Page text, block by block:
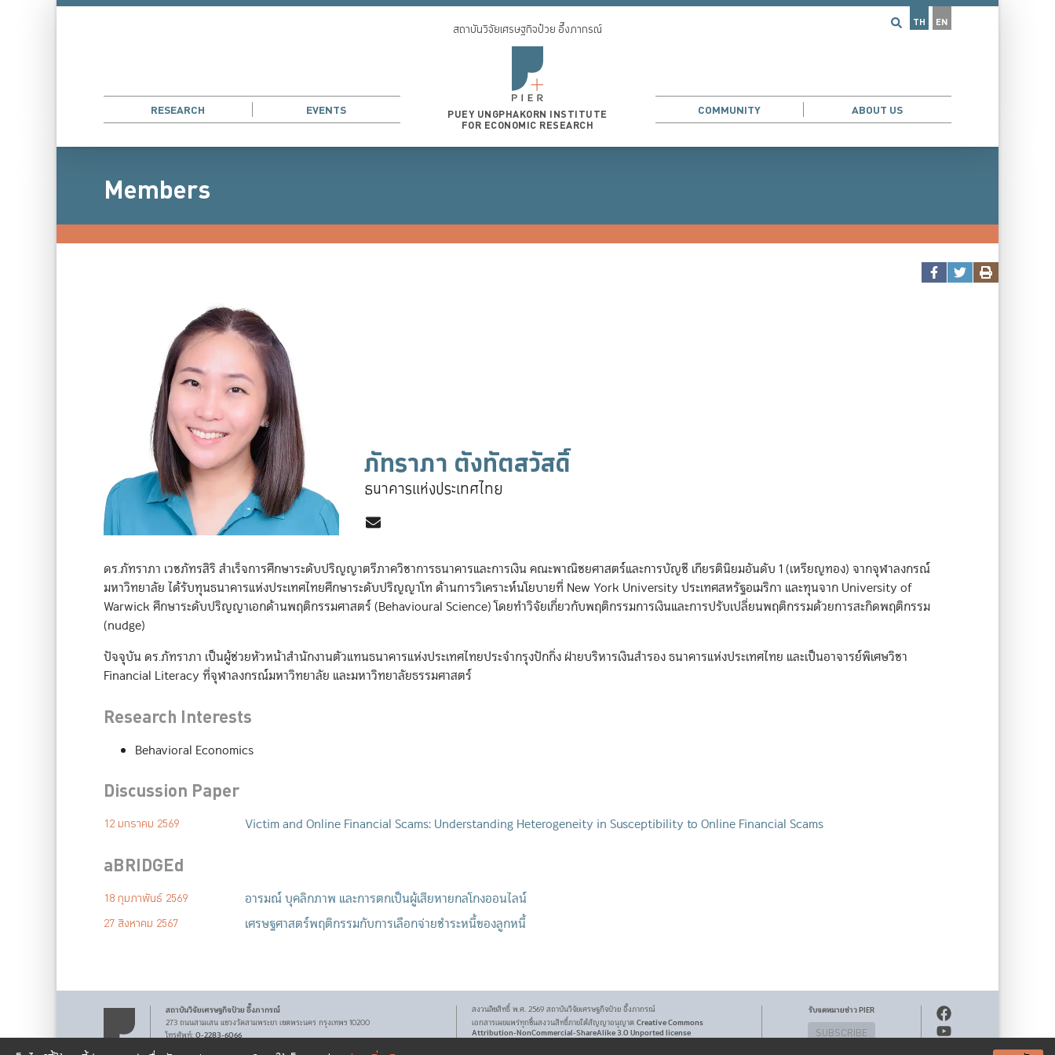
TH EN
RESEARCH EVENTS
สถาบันวิจัยเศรษฐกิจป๋วย อึ๊งภากรณ์
PUEY UNGPHAKORN INSTITUTE
FOR ECONOMIC RESEARCH
COMMUNITY ABOUT US
Members
ภัทราภา ตังทัตสวัสดิ์
ธนาคารแห่งประเทศไทย
ดร.ภัทราภา เวชภัทรสิริ สำเร็จการศึกษาระดับปริญญาตรีภาควิชาการธนาคารและการเงิน คณะพาณิชยศาสตร์และการบัญชี เกียรตินิยมอันดับ 1 (เหรียญทอง) จากจุฬาลงกรณ์
มหาวิทยาลัย ได้รับทุนธนาคารแห่งประเทศไทยศึกษาระดับปริญญาโท ด้านการวิเคราะห์นโยบายที่ New York University ประเทศสหรัฐอเมริกา และทุนจาก University of
Warwick ศึกษาระดับปริญญาเอกด้านพฤติกรรมศาสตร์ (Behavioural Science) โดยทำวิจัยเกี่ยวกับพฤติกรรมการเงินและการปรับเปลี่ยนพฤติกรรมด้วยการสะกิดพฤติกรรม
(nudge)
ปัจจุบัน ดร.ภัทราภา เป็นผู้ช่วยหัวหน้าสำนักงานตัวแทนธนาคารแห่งประเทศไทยประจำกรุงปักกิ่ง ฝ่ายบริหารเงินสำรอง ธนาคารแห่งประเทศไทย และเป็นอาจารย์พิเศษวิชา
Financial Literacy ที่จุฬาลงกรณ์มหาวิทยาลัย และมหาวิทยาลัยธรรมศาสตร์
Research Interests
Behavioral Economics
Discussion Paper
12 มกราคม 2569 Victim and Online Financial Scams: Understanding Heterogeneity in Susceptibility to Online Financial Scams
aBRIDGEd
18 กุมภาพันธ์ 2569 อารมณ์ บุคลิกภาพ และการตกเป็นผู้เสียหายกลโกงออนไลน์
27 สิงหาคม 2567 เศรษฐศาสตร์พฤติกรรมกับการเลือกจ่ายชำระหนี้ของลูกหนี้
สถาบันวิจัยเศรษฐกิจป๋วย อึ๊งภากรณ์
273 ถนนสามเสนแขวงวัดสามพระยา เขตพระนคร กรุงเทพฯ 10200
โทรศัพท์:0-2283-6066
สงวนลิขสิทธิ์ พ.ศ. 2569สถาบันวิจัยเศรษฐกิจป๋วย อึ๊งภากรณ์
เอกสารเผยแพร่ทุกชิ้นสงวนสิทธิ์ภายใต้สัญญาอนุญาต Creative Commons
Attribution-NonCommercial-ShareAlike 3.0 Unported license
รับจดหมายข่าว PIER
SUBSCRIBE